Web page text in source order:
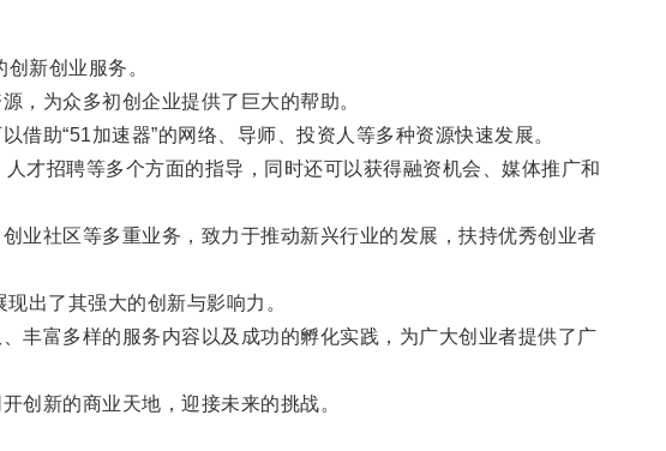
新创业服务。
为众多初创企业提供了巨大的帮助。
助“51加速器”的网络、导师、投资人等多种资源快速发展。
招聘等多个方面的指导，同时还可以获得融资机会、媒体推广和
社区等多重业务，致力于推动新兴行业的发展，扶持优秀创业者
出了其强大的创新与影响力。
富多样的服务内容以及成功的孵化实践，为广大创业者提供了广
新的商业天地，迎接未来的挑战。